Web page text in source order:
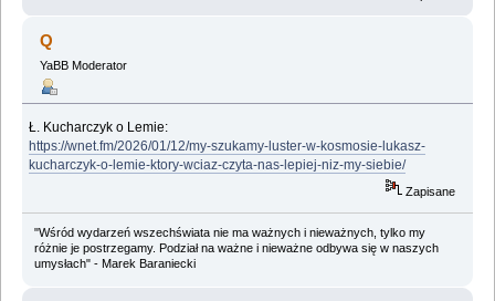
Q
YaBB Moderator
Ł. Kucharczyk o Lemie:
https://wnet.fm/2026/01/12/my-szukamy-luster-w-kosmosie-lukasz-
kucharczyk-o-lemie-ktory-wciaz-czyta-nas-lepiej-niz-my-siebie/
Zapisane
"Wśród wydarzeń wszechświata nie ma ważnych i nieważnych, tylko my
różnie je postrzegamy. Podział na ważne i nieważne odbywa się w naszych
umysłach" - Marek Baraniecki